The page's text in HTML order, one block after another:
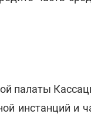
палаты
инстанций и